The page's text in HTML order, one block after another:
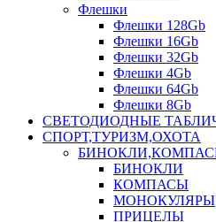
Флешки
Флешки 128Gb
Флешки 16Gb
Флешки 32Gb
Флешки 4Gb
Флешки 64Gb
Флешки 8Gb
СВЕТОДИОДНЫЕ
СПОРТ,ТУРИЗМ,ОХОТА
БИНОКЛИ
КОМПАСЫ
МОНОКУЛЯРЫ
ПРИЦЕЛЫ